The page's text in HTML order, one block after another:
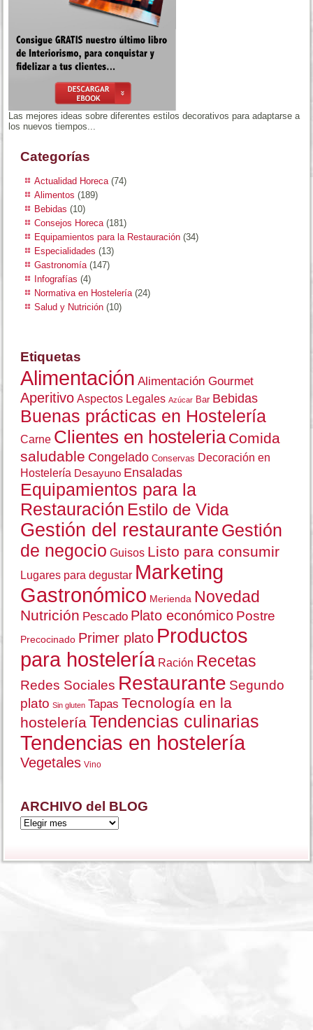
Las mejores ideas sobre diferentes estilos decorativos para adaptarse a
los nuevos tiempos...
Categorías
Actualidad Horeca(74)
Alimentos (189)
Bebidas (10)
Consejos Horeca(181)
Equipamientos para la Restauración (34)
Especialidades (13)
Gastronomía(147)
Infografías (4)
Normativa en Hostelería(24)
Salud y Nutrición (10)
Etiquetas
Alimentación Alimentación Gourmet
Aperitivo Aspectos Legales Azúcar Bar Bebidas
Buenas prácticas en Hostelería
Carne Clientes en hosteleriaComida
saludable Congelado Conservas Decoración en
Hostelería Desayuno Ensaladas
Equipamientos para la
Restauración Estilo de Vida
Gestión del restaurante Gestión
de negocio Guisos Listo para consumir
Lugares para degustar Marketing
Gastronómico Merienda Novedad
Nutrición Pescado Plato económico Postre
Precocinado Primer plato Productos
para hostelería Ración Recetas
Redes Sociales Restaurante Segundo
plato Sin gluten Tapas Tecnología en la
hosteleríaTendencias culinarias
Tendencias en hostelería
Vegetales Vino
ARCHIVO del BLOG